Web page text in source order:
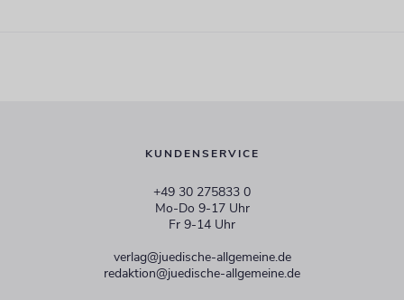
KUNDENSERVICE
+49 30 275833 0
Mo-Do 9-17 Uhr
Fr 9-14 Uhr
verlag@juedische-allgemeine.de
redaktion@juedische-allgemeine.de